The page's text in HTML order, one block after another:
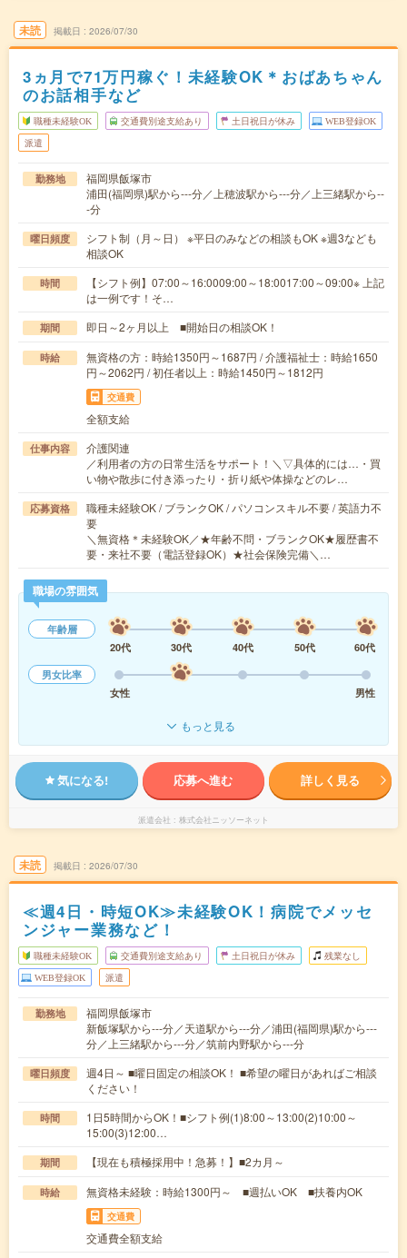
未読 掲載日 2026/07/30
3ヵ月で71万円稼ぐ！未経験OK＊おばあちゃん
のお話相手など
職種未経験OK 交通費別途支給あり 土日祝日が休み WEB登録OK
派遣
勤務地
福岡県飯塚市
浦田(福岡県)駅から---分／上穂波駅から---分／上三緒駅から--
-分
曜日頻度
シフト制（月～日） ※平日のみなどの相談もOK ※週3なども
相談OK
時間
【シフト例】07:00～16:0009:00～18:0017:00～09:00※ 上記
は一例です！そ…
期間 即日～2ヶ月以上 ■開始日の相談OK！
時給
無資格の方：時給1350円～1687円 / 介護福祉士：時給1650
円～2062円 / 初任者以上：時給1450円～1812円
交通費
全額支給
仕事内容
介護関連
／利用者の方の日常生活をサポート！＼▽具体的には…・買
い物や散歩に付き添ったり・折り紙や体操などのレ…
応募資格
職種未経験OK / ブランクOK / パソコンスキル不要 / 英語力不
要
＼無資格＊未経験OK／★年齢不問・ブランクOK★履歴書不
要・来社不要（電話登録OK）★社会保険完備＼…
職場の雰囲気
年齢層
20代
30代 40代 50代
60代
男女比率
女性
男性
もっと見る
気になる! 応募へ進む 詳しく見る
派遣会社 株式会社ニッソーネット
未読 掲載日 2026/07/30
≪週4日・時短OK≫未経験OK！病院でメッセ
ンジャー業務など！
職種未経験OK 交通費別途支給あり 土日祝日が休み 残業なし
WEB登録OK 派遣
勤務地
福岡県飯塚市
新飯塚駅から---分／天道駅から---分／浦田(福岡県)駅から---
分／上三緒駅から---分／筑前内野駅から---分
曜日頻度
週4日～ ■曜日固定の相談OK！ ■希望の曜日があればご相談
ください！
時間
1日5時間からOK！■シフト例(1)8:00～13:00(2)10:00～
15:00(3)12:00…
期間 【現在も積極採用中！急募！】■2カ月～
時給 無資格未経験：時給1300円～ ■週払いOK ■扶養内OK
交通費
交通費全額支給